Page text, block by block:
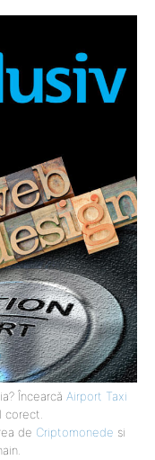
Încearcă Airport Taxi
corect.
de Criptomonede si